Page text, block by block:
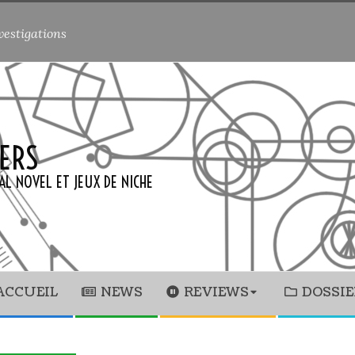
NOVEL ET JEUX DE NICHE
NEWS REVIEWS